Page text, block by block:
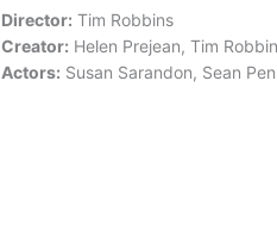
Director: Tim Robbins
Creator: Helen Prejean, Tim
Actors: Susan Sarandon, Sean